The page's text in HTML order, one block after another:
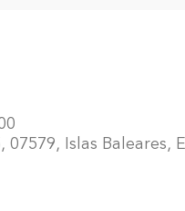
07579, Islas Baleares,